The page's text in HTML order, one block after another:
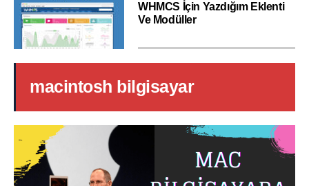
WHMCS İçin Yazdığım Eklenti
Ve Modüller
macintosh bilgisayar